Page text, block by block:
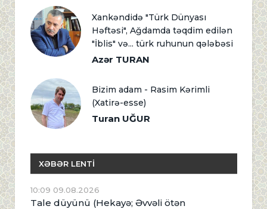
Xankəndidə "Türk Dünyası
Həftəsi", Ağdamda təqdim edilən
"İblis" və... türk ruhunun qələbəsi
Azər TURAN
Bizim adam - Rasim Kərimli
(Xatirə-esse)
Turan UĞUR
XƏBƏR LENTİ
10:09 09.08.2026
Tale düyünü (Hekayə; Əvvəli ötən